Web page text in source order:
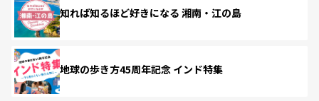
知れば知るほど好きになる 湘南・江の島
地球の歩き方45周年記念 インド特集